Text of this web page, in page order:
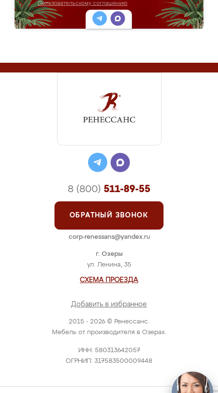
Пользовательскому соглашению
2015 - 2026 © Ренессанс.
Мебель от производителя в Озерах.
ИНН: 580313642057
ОГРНИП: 317583500009448
г. Озеры
ул. Ленина, 35
СХЕМА ПРОЕЗДА
Добавить в избранное
8 (800) 511-89-55
ОБРАТНЫЙ ЗВОНОК
corp-renessans@yandex.ru